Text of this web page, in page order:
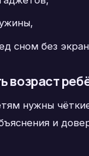
сном без
возраст
нужны
и